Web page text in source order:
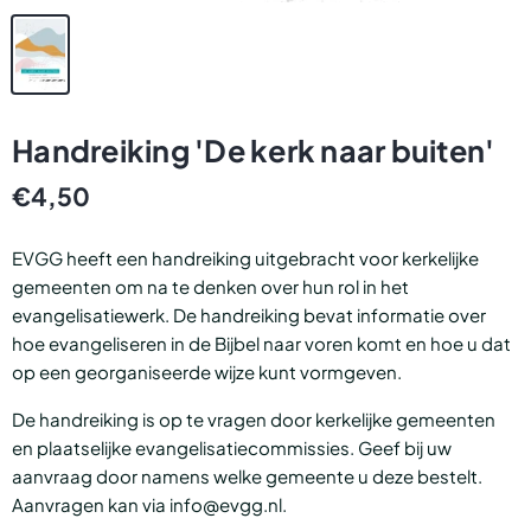
Handreiking 'De kerk naar buiten'
€4,50
EVGG heeft een handreiking uitgebracht voor kerkelijke
gemeenten om na te denken over hun rol in het
evangelisatiewerk. De handreiking bevat informatie over
hoe evangeliseren in de Bijbel naar voren komt en hoe u dat
op een georganiseerde wijze kunt vormgeven.
De handreiking is op te vragen door kerkelijke gemeenten
en plaatselijke evangelisatiecommissies. Geef bij uw
aanvraag door namens welke gemeente u deze bestelt.
Aanvragen kan via info@evgg.nl.